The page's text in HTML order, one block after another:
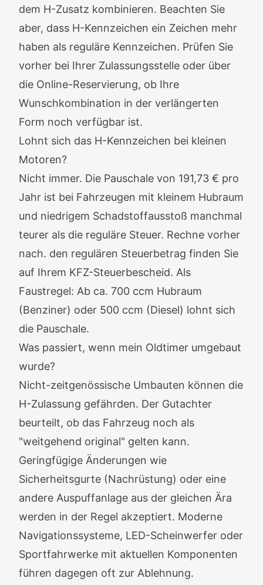
dem H-Zusatz kombinieren. Beachten Sie
aber, dass H-Kennzeichen ein Zeichen mehr
haben als reguläre Kennzeichen. Prüfen Sie
vorher bei Ihrer Zulassungsstelle oder über
die Online-Reservierung, ob Ihre
Wunschkombination in der verlängerten
Form noch verfügbar ist.
Lohnt sich das H-Kennzeichen bei kleinen
Motoren?
Nicht immer. Die Pauschale von 191,73 € pro
Jahr ist bei Fahrzeugen mit kleinem Hubraum
und niedrigem Schadstoffausstoß manchmal
teurer als die reguläre Steuer. Rechne vorher
nach. den regulären Steuerbetrag finden Sie
auf Ihrem KFZ-Steuerbescheid. Als
Faustregel: Ab ca. 700 ccm Hubraum
(Benziner) oder 500 ccm (Diesel) lohnt sich
die Pauschale.
Was passiert, wenn mein Oldtimer umgebaut
wurde?
Nicht-zeitgenössische Umbauten können die
H-Zulassung gefährden. Der Gutachter
beurteilt, ob das Fahrzeug noch als
"weitgehend original" gelten kann.
Geringfügige Änderungen wie
Sicherheitsgurte (Nachrüstung) oder eine
andere Auspuffanlage aus der gleichen Ära
werden in der Regel akzeptiert. Moderne
Navigationssysteme, LED-Scheinwerfer oder
Sportfahrwerke mit aktuellen Komponenten
führen dagegen oft zur Ablehnung.